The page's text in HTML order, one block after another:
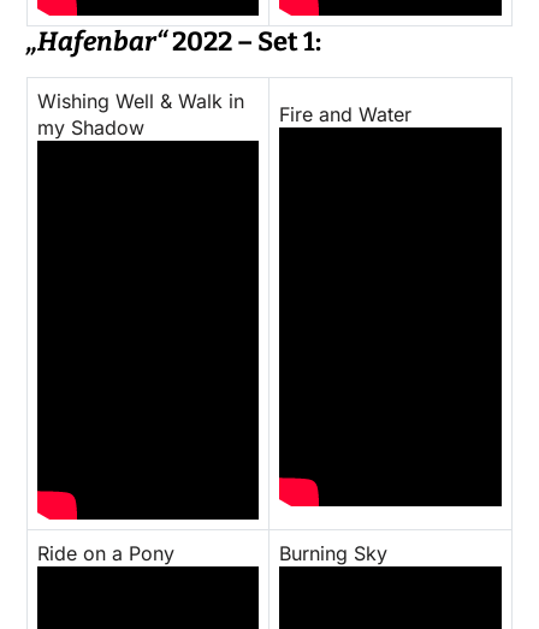
„Hafenbar“2022 – Set 1:
Wishing Well & Walk in
my Shadow
Fire and Water
Ride on a Pony Burning Sky